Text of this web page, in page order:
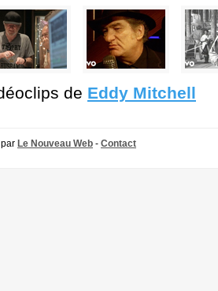
de Eddy Mitchell
Le Nouveau Web - Contact